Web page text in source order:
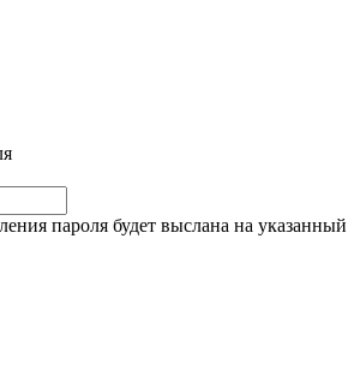
пароля будет выслана на указанный